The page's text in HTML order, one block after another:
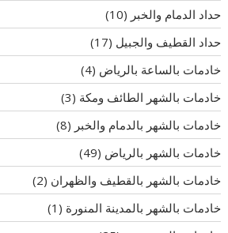
حداد الدمام والخبر (10)
حداد القطيف والجبيل (17)
خادمات بالساعة بالرياض (4)
خادمات بالشهر الطائف ومكة (3)
خادمات بالشهر بالدمام والخبر (8)
خادمات بالشهر بالرياض (49)
خادمات بالشهر بالقطيف والظهران (2)
خادمات بالشهر بالمدينة المنورة (1)